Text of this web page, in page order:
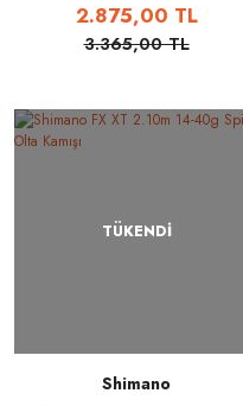
2.875,00 TL
3.365,00 TL
TÜKENDİ
Shimano